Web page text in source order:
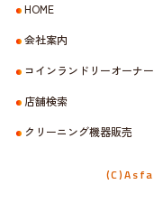
HOME
会社案内
コインランドリーオーナ
店舗検索
クリーニング機器販売